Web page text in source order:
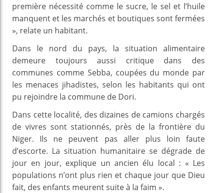
première nécessité comme le sucre, le sel et l’huile
manquent et les marchés et boutiques sont fermées
», relate un habitant.
Dans le nord du pays, la situation alimentaire
demeure toujours aussi critique dans des
communes comme Sebba, coupées du monde par
les menaces jihadistes, selon les habitants qui ont
pu rejoindre la commune de Dori.
Dans cette localité, des dizaines de camions chargés
de vivres sont stationnés, près de la frontière du
Niger. Ils ne peuvent pas aller plus loin faute
d’escorte. La situation humanitaire se dégrade de
jour en jour, explique un ancien élu local : « Les
populations n’ont plus rien et chaque jour que Dieu
fait, des enfants meurent suite à la faim ».